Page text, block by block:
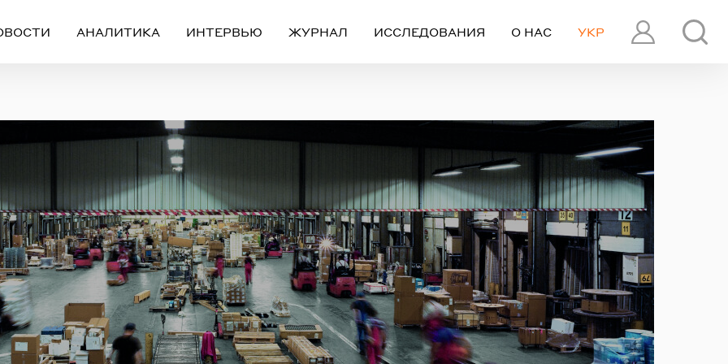
ПРОФИЛЬ
УКР
АНАЛИТИКА ИНТЕРВЬЮ ЖУРНАЛ ИССЛЕДОВАНИЯ О НАС
Регистрация
ЧЕРЕЗ СОЦИАЛЬНЫЕ СЕТИ
FACEBOOK GOOGLE
ИЛИ